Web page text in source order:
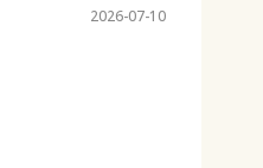
2026-07-10